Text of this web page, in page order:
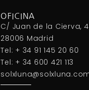
OFICINA
C/ Juan de la Cierva, 4
28006 Madrid
Tel: + 34 91 145 20 60
Tel: + 34 600 421 113